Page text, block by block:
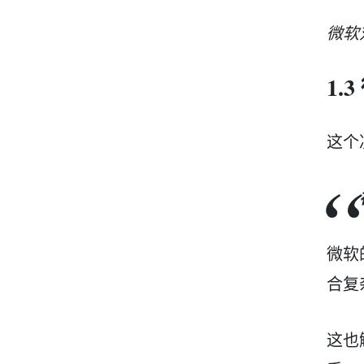
微软
这
微软
合
这也